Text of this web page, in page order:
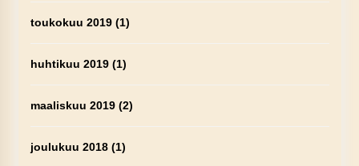
toukokuu 2019(1)
huhtikuu 2019(1)
maaliskuu 2019(2)
joulukuu 2018(1)